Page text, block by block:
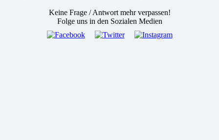
Keine Frage / Antwort mehr verpassen!
Folge uns in den Sozialen Medien